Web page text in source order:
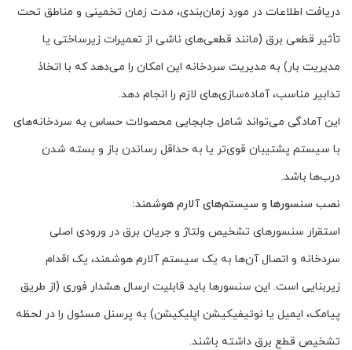
دریافت اطلاعات در مورد زمان‌بندی، مدت زمان تخمینی و مناطق تحت
تأثیر قطعی برق (مانند قطعی‌های ناشی از تعمیرات زیرساختی یا
مدیریت بار) به مدیریت سردخانه این امکان را می‌دهد که با اتخاذ
تدابیر مناسب، آماده‌سازی‌های لازم را انجام دهد.
این آمادگی می‌تواند شامل جابجایی محصولات حساس به سردخانه‌های
با سیستم پشتیبان قوی‌تر یا به حداقل رساندن باز و بسته شدن
درب‌ها باشد.
نصب سنسورها و سیستم‌های آلارم هوشمند:
استقرار سنسورهای تشخیص ولتاژ و جریان برق در ورودی اصلی
سردخانه و اتصال آن‌ها به یک سیستم آلارم هوشمند، یک اقدام
زیربنایی است. این سنسورها باید قابلیت ارسال هشدار فوری (از طریق
پیامک، ایمیل یا نوتیفیکیشن اپلیکیشن) به پرسنل مسئول را در لحظه
تشخیص قطع برق داشته باشند.